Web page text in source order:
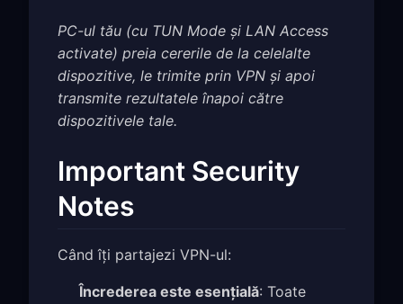
PC-ul tău (cu TUN Mode și LAN Access
activate) preia cererile de la celelalte
dispozitive, le trimite prin VPN și apoi
transmite rezultatele înapoi către
dispozitivele tale.
Important Security
Notes
Când îți partajezi VPN-ul:
Încrederea este esențială: Toate